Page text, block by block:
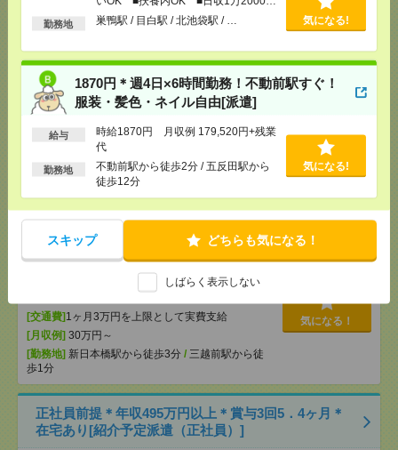
以上
勤務地 巣鴨駅 / 目白駅 / 北池袋駅 / … 気になる!
1870円＊週4日×6時間勤務！不動前駅すぐ！
服装・髪色・ネイル自由[派遣]
給与
時給1870円 月収例 179,520円+残業
代
勤務地
不動前駅から徒歩2分 / 五反田駅から
徒歩12分
気になる!
スキップ どちらも気になる！
しばらく表示しない
色・ネイル自由[派遣]
[給 与]
時給1870円 月収例 179,520円+残業代
[交通費] 全額支給
15～20万円
不動前駅から徒歩2分
気になる！
し▼新日本橋で一般事務[派遣]
時給3000円 月収例 30万円 時給3000円×
りません。※給与即受取りサービス利用可（利用条
[交通費] 1ヶ月3万円を上限として実費支給
[月収例] 30万円～
[勤務地] 新日本橋駅から徒歩3分 / 三越前駅から徒
歩1分
気になる！
正社員前提＊年収495万円以上＊賞与3回5．4ヶ月＊
在宅あり[紹介予定派遣（正社員）]